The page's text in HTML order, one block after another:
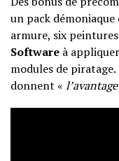
un pack
armure, six
Software à
modules de
donnent «